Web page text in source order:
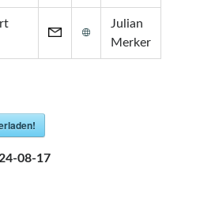
Julian
Merker
08-17